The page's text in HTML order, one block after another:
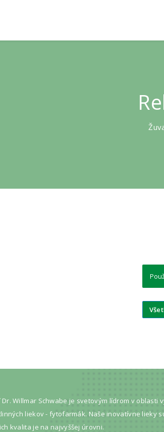
Willmar Schwabe je svetovým lídrom v oblasti
liekov - fytofarmák. Naše inovatívne lieky
ich kvalita je na najvyššej úrovni.